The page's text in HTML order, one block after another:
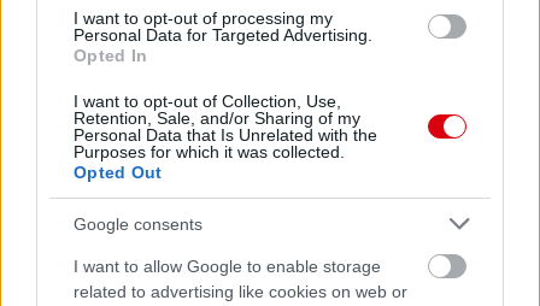
I want to opt-out of processing my
Personal Data for Targeted Advertising.
Opted In
I want to opt-out of Collection, Use,
Retention, Sale, and/or Sharing of my
Personal Data that Is Unrelated with the
Purposes for which it was collected.
Opted Out
Google consents
I want to allow Google to enable storage
related to advertising like cookies on web or
Paris Saint-Germain
Manchester United
Felkészülési szezon 4. mérkőzés
Nya Ullevi, Göteborg
2026-08-08 17:00
0 nap 5 óra 43 perc 29 másodperc
Leeds Unitedvs Manchester United2026-08-12 20:30